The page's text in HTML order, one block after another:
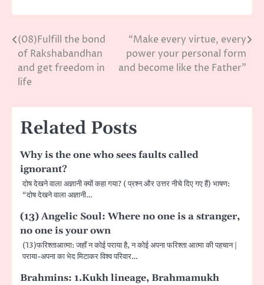
Post
navigation
(08)Fulfill the bond
of Rakshabandhan
and get freedom in
life
“Make every virtue, every
power your personal form
and become like the Father”
Related Posts
Why is the one who sees faults called
ignorant?
दाेष देखने वाला अज्ञानी क्याें कहा गया? ( प्रश्न और उत्तर नीचे दिए गए हैं) भाषण:
“दोष देखने वाला अज्ञानी…
(13) Angelic Soul: Where no one is a stranger,
no one is your own
(13)फरिश्ताआत्मा: जहाॅं न कोई पराया है, न कोई अपना फरिश्ता आत्मा की पहचान |
पराया-अपना का भेद मिटाकर विश्व परिवार…
Brahmins: 1.Kukh lineage, Brahmamukh